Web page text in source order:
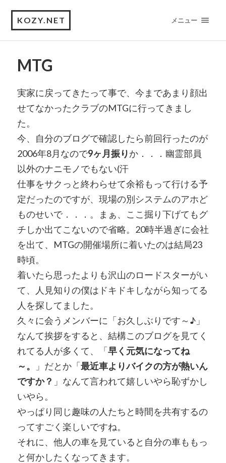
KOZY.NET メニュー
MTG
実家に戻ってきたって事で、今まであまり顔出
せてなかったクラブのMTGに行ってきまし
た。
今、自分のブログで確認したら前回行ったのが
2006年8月なので9ヶ月振りか．．．幽霊部員
以外のナニモノでもない(汗
仕事をサクっと終わらせて余裕もって行ける予
定だったのですが、現場の別システムのアホど
ものせいで．．．。まぁ、ここ掘り下げてもグ
チしか出てこないので省略。20時半過ぎに会社
を出て、MTGの開催場所に着いたのは結局23
時頃。
着いたら思ったよりも沢山のロードスターがい
て、人見知りの僕はドキドキしながら知ってる
人を探してました。
久々に会うメンバーに「お久しぶりです～♪」
なんて挨拶をすると、結構このブログを見てく
れてる人が多くて、「早く元気になってね
～。
」だとか「最近車よりバイクの方が熱いん
ですか？ 」なんて言われて嬉しいやら恥ずかし
いやら。
やっぱり同じ趣味の人たちと時間を共有するの
ってすごく楽しいですね。
それに、他人の車を見ていると自分の車ももっ
と何かしたくなってきます。